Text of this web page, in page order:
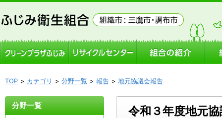
TOP カテゴリ 分野一覧 報告 地元協議会報告
令和３年度地元
分野一覧